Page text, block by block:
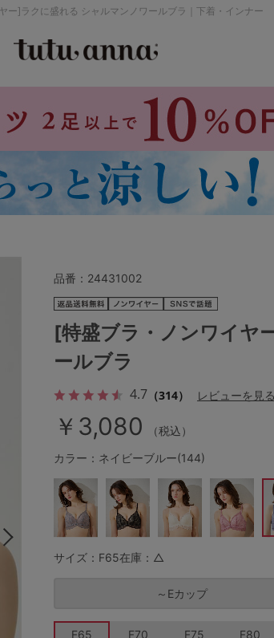
ー]ラクに盛れる シャルマンノワールブラ｜下着・インナー
キング
価格帯から探す
～999円
2,000～2,999円
セールアイテムから探す
セールアイテム
その他から探す
お気に入り
新着アイテム
ランキング
品番： 24431002
[特盛ブラ・ノンワイヤ
ールブラ
4.7 （314） レビューを見る
￥3,080
（税込）
カラー：ネイビーブルー(144)
サイズ：F65在庫：△
～Eカップ
F65 F70 F75 F80